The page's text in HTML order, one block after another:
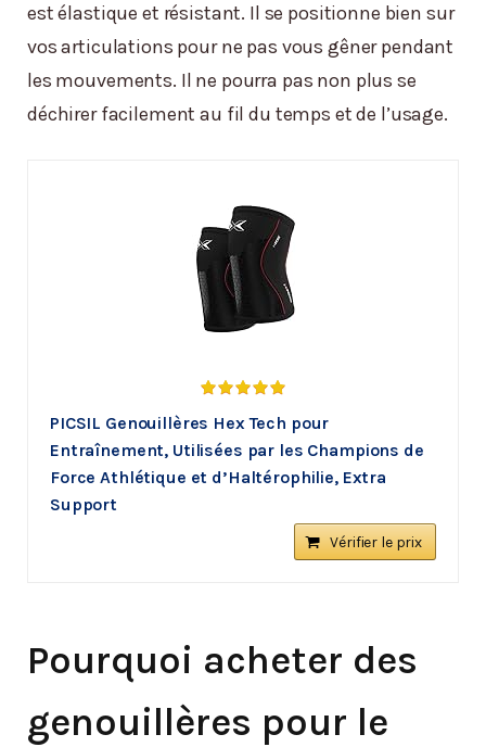
est élastique et résistant. Il se positionne bien sur
vos articulations pour ne pas vous gêner pendant
les mouvements. Il ne pourra pas non plus se
déchirer facilement au fil du temps et de l’usage.
PICSIL Genouillères Hex Tech pour
Entraînement, Utilisées par les Champions de
Force Athlétique et d’Haltérophilie, Extra
Support
Vérifier le prix
Pourquoi acheter des
genouillères pour le